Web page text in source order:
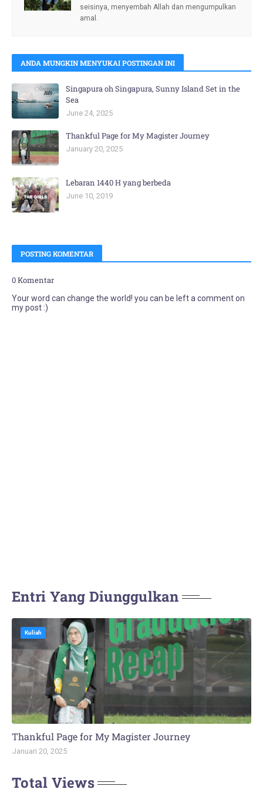
seisinya, menyembah Allah dan mengumpulkan
amal.
ANDA MUNGKIN MENYUKAI POSTINGAN INI
Singapura oh Singapura, Sunny Island Set in the
Sea
June 24, 2025
Thankful Page for My Magister Journey
January 20, 2025
Lebaran 1440 H yang berbeda
June 10, 2019
POSTING KOMENTAR
0 Komentar
Your word can change the world! you can be left a comment on
my post :)
Entri Yang Diunggulkan
Kuliah
Thankful Page for My Magister Journey
Januari 20, 2025
Total Views